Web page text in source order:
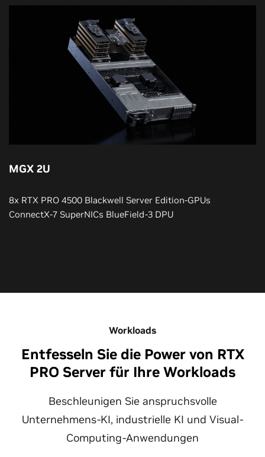
MGX 2U
8x RTX PRO 4500 Blackwell Server Edition-GPUs
ConnectX-7 SuperNICs BlueField-3 DPU
Workloads
Entfesseln Sie die Power von RTX
PRO Server für Ihre Workloads
Beschleunigen Sie anspruchsvolle
Unternehmens-KI, industrielle KI und Visual-
Computing-Anwendungen